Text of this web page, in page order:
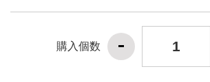
購入個数